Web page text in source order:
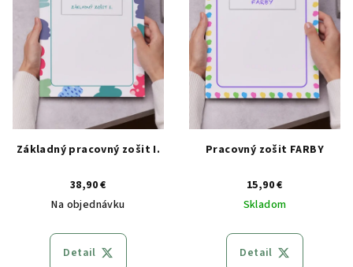
Základný pracovný zošit I.
38,90 €
Na objednávku
Detail
Pracovný zošit FARBY
15,90 €
Skladom
Detail